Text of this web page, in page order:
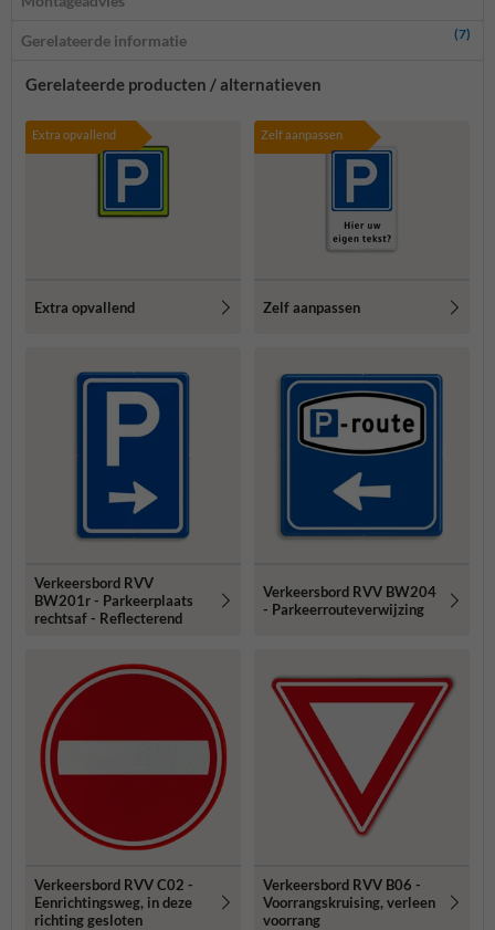
Gerelateerde informatie (7)
Gerelateerde producten / alternatieven
Extra opvallend
Extra opvallend
Zelf aanpassen
Zelf aanpassen
Verkeersbord RVV
BW201r - Parkeerplaats
rechtsaf - Reflecterend
Verkeersbord RVV BW204
- Parkeerrouteverwijzing
Verkeersbord RVV C02 -
Eenrichtingsweg, in deze
richting gesloten
Verkeersbord RVV B06 -
Voorrangskruising, verleen
voorrang